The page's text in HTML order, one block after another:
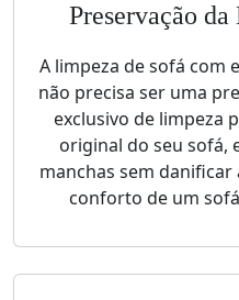
Preservação
A limpeza de sofá com
não precisa ser uma
exclusivo de limpeza
original do seu sofá,
manchas sem
conforto de um